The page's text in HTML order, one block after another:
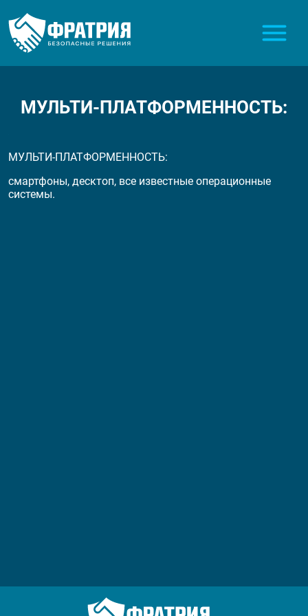
МУЛЬТИ-ПЛАТФОРМЕННОСТЬ:
МУЛЬТИ-ПЛАТФОРМЕННОСТЬ:
смартфоны, десктоп, все известные операционные
системы.